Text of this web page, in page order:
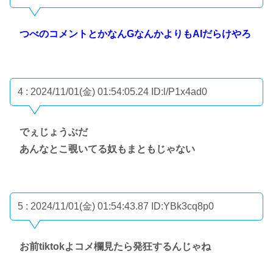
つべのコメントとかなんGなんかよりもAIだらけやろ
4 : 2024/11/01(金) 01:54:05.24 ID:l/P1x4ad0
でぇじょうぶだ
あんなとこ覗いてる奴もまともじゃない
5 : 2024/11/01(金) 01:54:43.87 ID:YBk3cq8p0
お前tiktokよコメ欄見たら発狂するんじゃね